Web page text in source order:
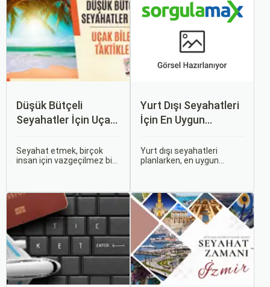
Düşük Bütçeli
Seyahatler İçin Uçak
Seyahat etmek, birçok
insan için vazgeçilmez bir
unutulmaz anılar
biriktirmek için seyahat
etmek harika bir yoldur.
Yurt Dışı Seyahatleri
İçin En Uygun
Yurt dışı seyahatleri
planlarken, en uygun
daha keyifli bir tatil
geçirmenizi sağlar. Bu
yazıda, mevsimsel
değişiklikleri, özel tatil
günlerini ve Sorgulamax.